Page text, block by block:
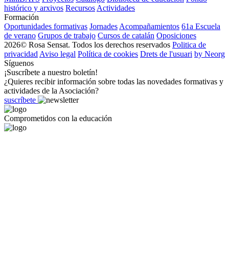
histórico y arxivos Recursos Actividades
Formación
Oportunidades formativas Jornades Acompañamientos 61a Escuela
de verano Grupos de trabajo Cursos de catalán Oposiciones
2026© Rosa Sensat. Todos los derechos reservados Politica de
privacidad Aviso legal Política de cookies Drets de l'usuari by Neorg
Síguenos
¡Suscríbete a nuestro boletín!
¿Quieres recibir información sobre todas las novedades formativas y
actividades de la Asociación?
suscríbete
Comprometidos con la educación